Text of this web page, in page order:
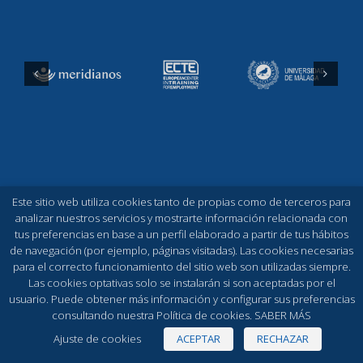
EDUCERE © Copyright 2019 -2026
Política de Privacidad y Aviso Legal|Política de Cookies
Este sitio web utiliza cookies tanto de propias como de terceros para
analizar nuestros servicios y mostrarte información relacionada con
tus preferencias en base a un perfil elaborado a partir de tus hábitos
de navegación (por ejemplo, páginas visitadas). Las cookies necesarias
para el correcto funcionamiento del sitio web son utilizadas siempre.
Las cookies optativas solo se instalarán si son aceptadas por el
usuario. Puede obtener más información y configurar sus preferencias
consultando nuestra Política de cookies. SABER MÁS
Ajuste de cookies
ACEPTAR RECHAZAR